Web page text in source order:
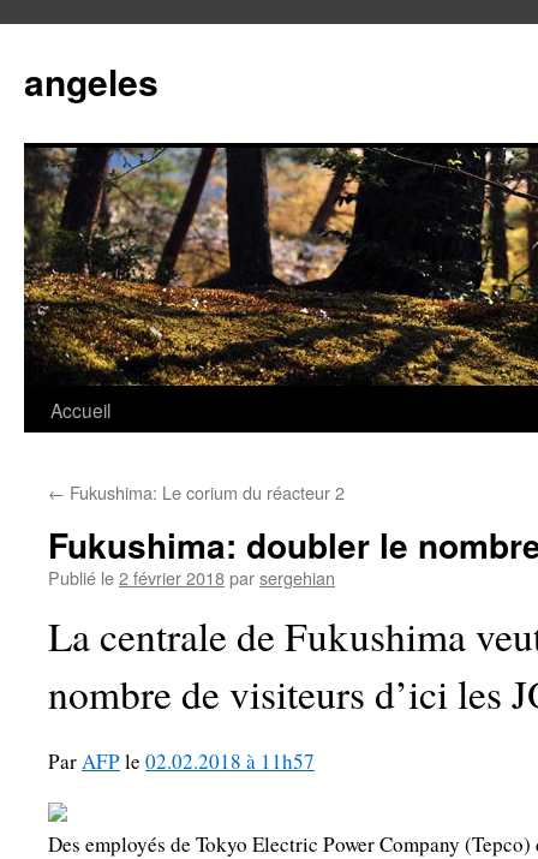
angeles
Aller
contenu
Accueil
← Fukushima: Le corium du réacteur 2
Fukushima: doubler le
Publié le2 février 2018parsergehian
La centrale de Fukushima
nombre de visiteurs d’ici les
ParAFPle 02.02.2018 à 11h57
Des employés de Tokyo Electric Power Company